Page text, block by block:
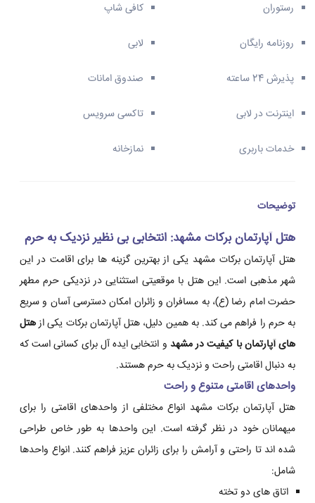
رستوران کافی شاپ
روزنامه رایگان لابی
پذیرش 24 ساعته صندوق امانات
اینترنت در لابی تاکسی سرویس
خدمات باربری نمازخانه
توضیحات
هتل آپارتمان برکات مشهد: انتخابی بی نظیر نزدیک به حرم
هتل آپارتمان برکات مشهد یکی از بهترین گزینه ها برای اقامت در این
شهر مذهبی است. این هتل با موقعیتی استثنایی در نزدیکی حرم مطهر
حضرت امام رضا (ع)، به مسافران و زائران امکان دسترسی آسان و سریع
به حرم را فراهم می کند. به همین دلیل، هتل آپارتمان برکات یکی ازهتل
های آپارتمان با کیفیت در مشهد و انتخابی ایده آل برای کسانی است که
به دنبال اقامتی راحت و نزدیک به حرم هستند.
واحدهای اقامتی متنوع و راحت
هتل آپارتمان برکات مشهد انواع مختلفی از واحدهای اقامتی را برای
میهمانان خود در نظر گرفته است. این واحدها به طور خاص طراحی
شده اند تا راحتی و آرامش را برای زائران عزیز فراهم کنند. انواع واحدها
شامل:
اتاق های دو تخته